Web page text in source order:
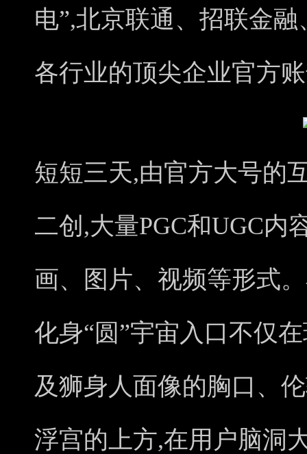
电”,北京联通、招联金
各行业的顶尖企业官方
短短三天,由官方大号的
二创,大量PGC和UGC内
画、图片、视频等形式
化身“圆”宇宙入口不仅
及狮身人面像的胸口、
浮宫的上方,在用户脑洞